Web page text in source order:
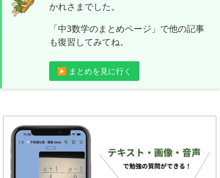
かれさまでした。
「中3数学のまとめページ」で他の記事
も復習してみてね。
▶ まとめを見に行く